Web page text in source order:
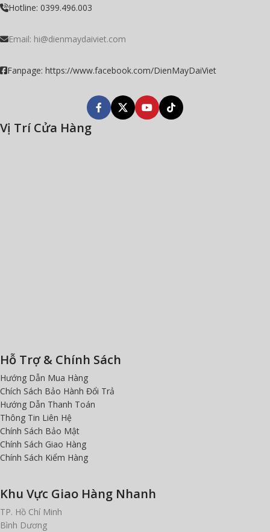
Hotline: 0399.496.003
Email: hi@dienmaydaiviet.com
Fanpage: https://www.facebook.com/DienMayDaiViet
Vị Trí Cửa Hàng
Hỗ Trợ & Chính Sách
Hướng Dẫn Mua Hàng
Chích Sách Bảo Hành Đổi Trả
Hướng Dẫn Thanh Toán
Thông Tin Liên Hệ
Chính Sách Bảo Mật
Chính Sách Giao Hàng
Chính Sách Kiểm Hàng
Khu Vực Giao Hàng Nhanh
TP. Hồ Chí Minh
Bình Dương